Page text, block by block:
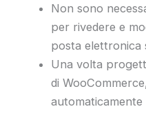
Non sono
per rivedere e
posta elettronica
Una volta
di